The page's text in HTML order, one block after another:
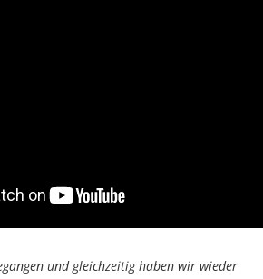
und gleichzeitig haben wir wieder